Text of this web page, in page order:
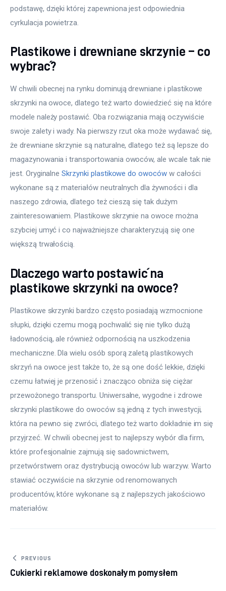
podstawę, dzięki której zapewniona jest odpowiednia
cyrkulacja powietrza.
Plastikowe i drewniane skrzynie – co
wybrać?
W chwili obecnej na rynku dominują drewniane i plastikowe
skrzynki na owoce, dlatego też warto dowiedzieć się na które
modele należy postawić. Oba rozwiązania mają oczywiście
swoje zalety i wady. Na pierwszy rzut oka może wydawać się,
że drewniane skrzynie są naturalne, dlatego też są lepsze do
magazynowania i transportowania owoców, ale wcale tak nie
jest. Oryginalne Skrzynki plastikowe do owoców w całości
wykonane są z materiałów neutralnych dla żywności i dla
naszego zdrowia, dlatego też cieszą się tak dużym
zainteresowaniem. Plastikowe skrzynie na owoce można
szybciej umyć i co najważniejsze charakteryzują się one
większą trwałością.
Dlaczego warto postawić na
plastikowe skrzynki na owoce?
Plastikowe skrzynki bardzo często posiadają wzmocnione
słupki, dzięki czemu mogą pochwalić się nie tylko dużą
ładownością, ale również odpornością na uszkodzenia
mechaniczne. Dla wielu osób sporą zaletą plastikowych
skrzyń na owoce jest także to, że są one dość lekkie, dzięki
czemu łatwiej je przenosić i znacząco obniża się ciężar
przewożonego transportu. Uniwersalne, wygodne i zdrowe
skrzynki plastikowe do owoców są jedną z tych inwestycji,
która na pewno się zwróci, dlatego też warto dokładnie im się
przyjrzeć. W chwili obecnej jest to najlepszy wybór dla firm,
które profesjonalnie zajmują się sadownictwem,
przetwórstwem oraz dystrybucją owoców lub warzyw. Warto
stawiać oczywiście na skrzynie od renomowanych
producentów, które wykonane są z najlepszych jakościowo
materiałów.
Nawigacja wpisu
PREVIOUS
Cukierki reklamowe doskonałym pomysłem